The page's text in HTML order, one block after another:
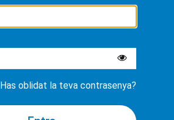
Has oblidat la teva contrasenya?